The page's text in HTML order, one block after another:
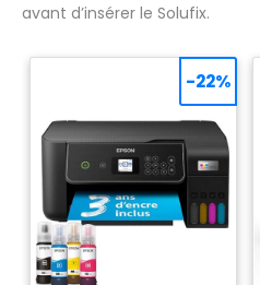
avant d’insérer le Solufix.
-22%